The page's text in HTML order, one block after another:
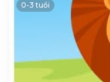
0-3 tuổi